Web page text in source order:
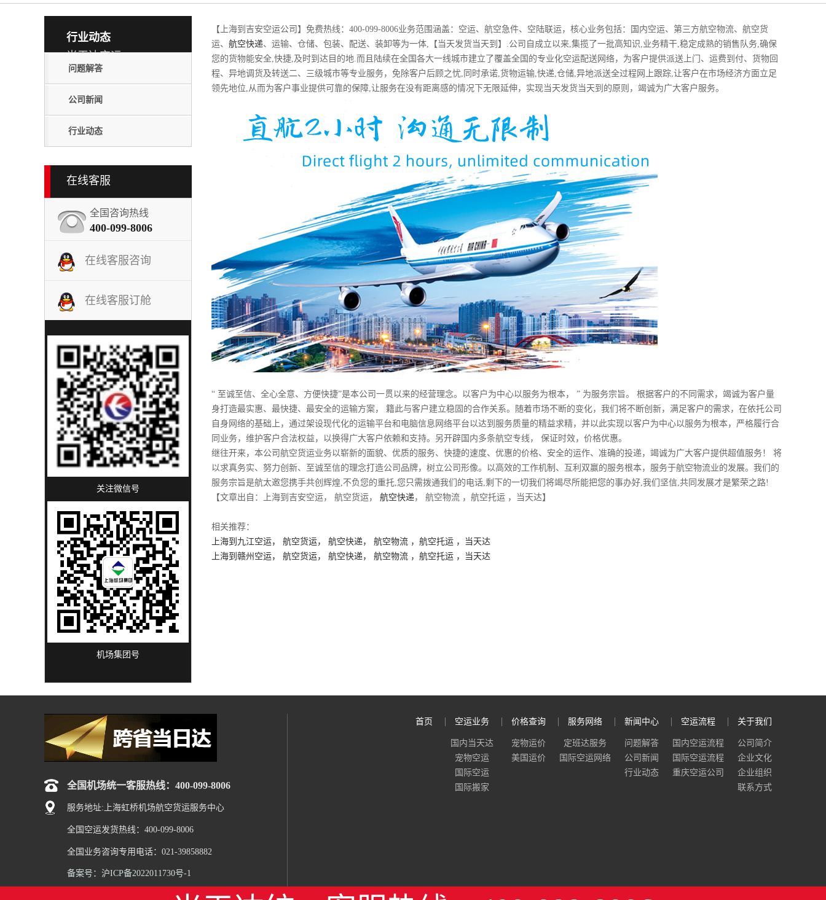
行业动态
当天达空运
问题解答
公司新闻
行业动态
在线客服
全国咨询热线
400-099-8006
在线客服咨询
在线客服订舱
关注微信号
机场集团号
【上海到吉安空运公司】免费热线：400-099-8006业务范围涵盖：空运、航空急件、空陆联运，核心业务包括：国内空运、第三方航空物流、航空货
运、 航空快递、运输、仓储、包装、配送、装卸等为一体,【当天发货当天到】.公司自成立以来,集揽了一批高知识,业务精干,稳定成熟的销售队务,确保
您的货物能安全,快捷,及时到达目的地.而且陆续在全国各大一线城市建立了覆盖全国的专业化空运配送网络，为客户提供派送上门、运费到付、货物回
程、异地调货及转送二、三级城市等专业服务，免除客户后顾之忧,同时承诺,货物运输,快递,仓储,异地派送全过程网上跟踪,让客户在市场经济方面立足
领先地位,从而为客户事业提供可靠的保障,让服务在没有距离感的情况下无限延伸，实现当天发货当天到的原则，竭诚为广大客户服务。
“ 至诚至信、全心全意、方便快捷”是本公司一贯以来的经营理念。以客户为中心以服务为根本， ” 为服务宗旨。 根据客户的不同需求，竭诚为客户量
身打造最实惠、最快捷、最安全的运输方案， 籍此与客户建立稳固的合作关系。随着市场不断的变化，我们将不断创新，满足客户的需求，在依托公司
自身网络的基础上，通过架设现代化的运输平台和电脑信息网络平台以达到服务质量的精益求精，并以此实现以客户为中心以服务为根本，严格履行合
同业务，维护客户合法权益，以换得广大客户依赖和支持。另开辟国内多条航空专线， 保证时效，价格优惠。
继往开来，本公司航空货运业务以崭新的面貌、优质的服务、快捷的速度、优惠的价格、安全的运作、准确的投递，竭诚为广大客户提供超值服务！ 将
以求真务实、努力创新、至诚至信的理念打造公司品牌，树立公司形像。以高效的工作机制、互利双赢的服务根本，服务于航空物流业的发展。我们的
服务宗旨是航太邀您携手共创辉煌,不负您的重托,您只需拨通我们的电话,剩下的一切我们将竭尽所能把您的事办好,我们坚信,共同发展才是繁荣之路!
【文章出自：上海到吉安空运， 航空货运， 航空快递， 航空物流 ，航空托运 ，当天达】
相关推荐：
上海到九江空运， 航空货运， 航空快递， 航空物流 ，航空托运 ，当天达
上海到赣州空运， 航空货运， 航空快递， 航空物流 ，航空托运 ，当天达
全国机场统一客服热线：400-099-8006
服务地址:上海虹桥机场航空货运服务中心
全国空运发货热线：400-099-8006
全国业务咨询专用电话：021-39858882
备案号：沪ICP备2022011730号-1
首页 空运业务
国内当天达
宠物空运
国际空运
国际搬家
价格查询
宠物运价
美国运价
服务网络
定班达服务
国际空运网络
新闻中心
问题解答
公司新闻
行业动态
空运流程
国内空运流程
国际空运流程
重庆空运公司
关于我们
公司简介
企业文化
企业组织
联系方式